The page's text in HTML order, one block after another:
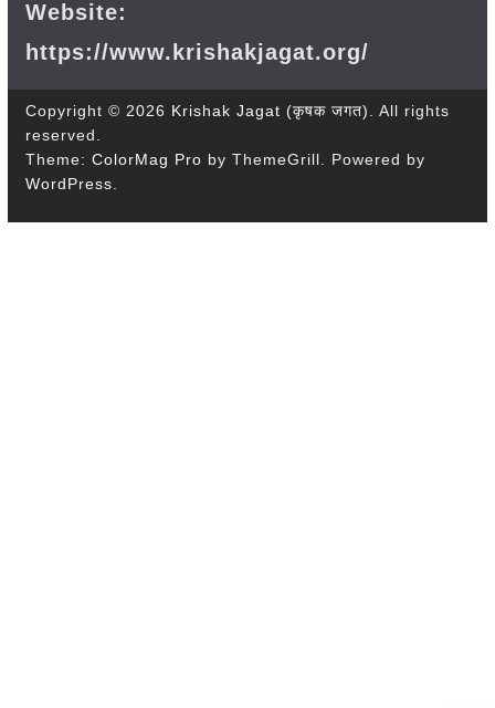
Website:
https://www.krishakjagat.org/
Copyright © 2026 Krishak Jagat (कृषक जगत)
. All rights
reserved.
Theme: ColorMag Pro by ThemeGrill. Powered by
WordPress